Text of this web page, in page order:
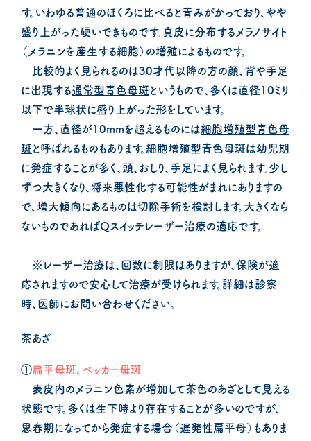
す。いわゆる普通のほくろに比べると青みがかっており、やや
盛り上がった硬いできものです。真皮に分布するメラノサイト
（メラニンを産生する細胞）の増殖によるものです。
比較的よく見られるのは30才代以降の方の顔、背や手足
に出現する通常型青色母斑というもので、多くは直径10ミリ
以下で半球状に盛り上がった形をしています。
一方、直径が10mmを超えるものには細胞増殖型青色母
斑と呼ばれるものもあります。細胞増殖型青色母斑は幼児期
に発症することが多く、頭、おしり、手足によく見られます。少し
ずつ大きくなり、将来悪性化する可能性がまれにありますの
で、増大傾向にあるものは切除手術を検討します。大きくなら
ないものであればQスイッチレーザー治療の適応です。
※レーザー治療は、回数に制限はありますが、保険が適
応されますので安心して治療が受けられます。詳細は診察
時、医師にお問い合わせください。
茶あざ
①扁平母斑、ベッカー母斑
表皮内のメラニン色素が増加して茶色のあざとして見える
状態です。多くは生下時より存在することが多いのですが、
思春期になってから発症する場合（遅発性扁平母）もありま